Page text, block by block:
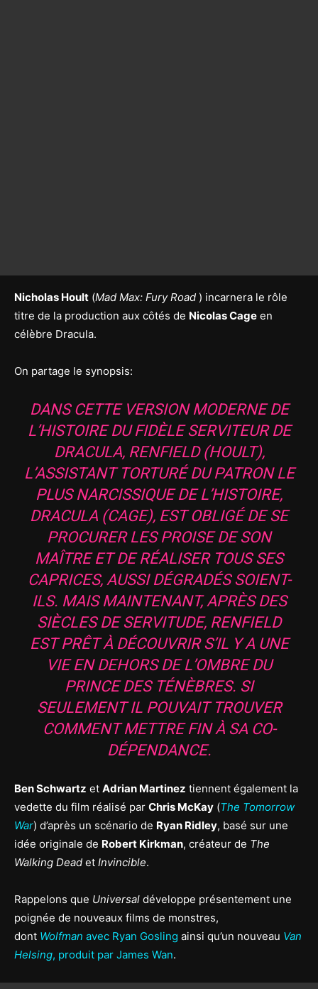
Nicholas Hoult (Mad Max: Fury Road ) incarnera le rôle
titre de la production aux côtés de Nicolas Cage en
célèbre Dracula.
On partage le synopsis:
DANS CETTE VERSION MODERNE DE
L’HISTOIRE DU FIDÈLE SERVITEUR DE
DRACULA, RENFIELD (HOULT),
L’ASSISTANT TORTURÉ DU PATRON LE
PLUS NARCISSIQUE DE L’HISTOIRE,
DRACULA (CAGE), EST OBLIGÉ DE SE
PROCURER LES PROISE DE SON
MAÎTRE ET DE RÉALISER TOUS SES
CAPRICES, AUSSI DÉGRADÉS SOIENT-
ILS. MAIS MAINTENANT, APRÈS DES
SIÈCLES DE SERVITUDE, RENFIELD
EST PRÊT À DÉCOUVRIR S’IL Y A UNE
VIE EN DEHORS DE L’OMBRE DU
PRINCE DES TÉNÈBRES. SI
SEULEMENT IL POUVAIT TROUVER
COMMENT METTRE FIN À SA CO-
DÉPENDANCE.
Ben Schwartz et Adrian Martinez tiennent également la
vedette du film réalisé par Chris McKay (The Tomorrow
War) d’après un scénario de Ryan Ridley, basé sur une
idée originale de Robert Kirkman, créateur de The
Walking Dead et Invincible.
Rappelons que Universal développe présentement une
poignée de nouveaux films de monstres,
dont Wolfman avec Ryan Gosling ainsi qu’un nouveau Van
Helsing, produit par James Wan.